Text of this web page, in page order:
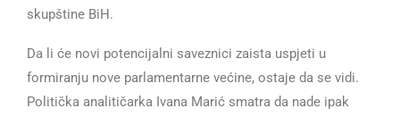
skupštine BiH.
Da li će novi potencijalni saveznici zaista uspjeti u
formiranju nove parlamentarne većine, ostaje da se vidi.
Politička analitičarka Ivana Marić smatra da nade ipak